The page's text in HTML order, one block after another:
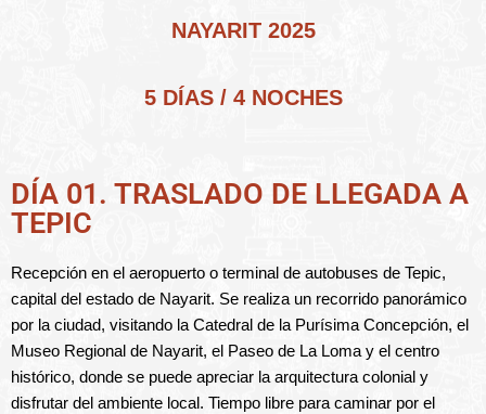
NAYARIT 2025
5 DÍAS / 4 NOCHES
DÍA 01. TRASLADO DE LLEGADA A
TEPIC
Recepción en el aeropuerto o terminal de autobuses de Tepic,
capital del estado de Nayarit. Se realiza un recorrido panorámico
por la ciudad, visitando la Catedral de la Purísima Concepción, el
Museo Regional de Nayarit, el Paseo de La Loma y el centro
histórico, donde se puede apreciar la arquitectura colonial y
disfrutar del ambiente local. Tiempo libre para caminar por el